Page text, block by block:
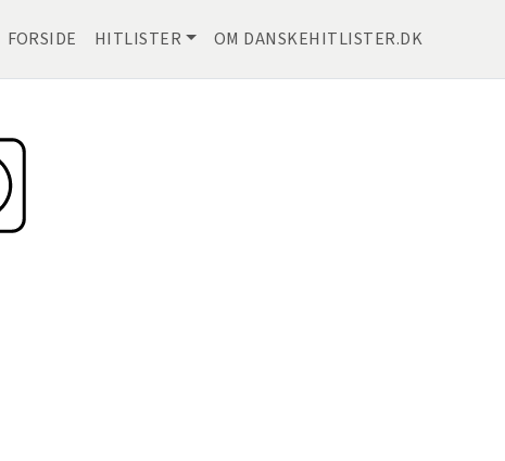
FORSIDE HITLISTER OM DANSKEHITLISTER.DK